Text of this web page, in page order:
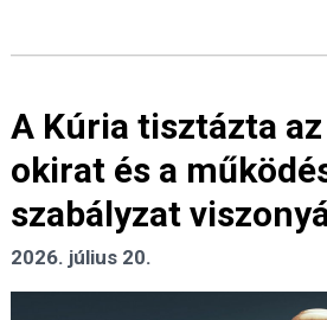
A Kúria tisztázta
okirat és a
szabályzat
2026. július 20.